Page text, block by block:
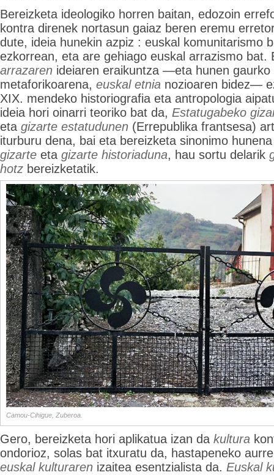
Bereizketa ideologiko horren baitan, edozoin
kontra direnek nortasun gaiaz beren eremu
dute, ideia hunekin azpiz : euskal komunitarismo
ezkorrean, eta are gehiago euskal arrazismo bat.
arrazaren ideiaren eraikuntza —eta hunen gaurko
metaforikoarena, euskal etnia nozioaren bidez—
XIX. mendeko historiografia eta antropologia
ideia hori oinarri teoriko bat da, Estatugabeko
eta gizarte estatudunen (Errepublika frantsesa)
iturburu dena, bai eta bereizketa sinonimo
gizarte eta gizarte historiaduna, hau sortu delarik
hotz bereizketatik.
Camou-Cihigue, Zuberoa.
Gero, bereizketa hori aplikatua izan da kultura
ondorioz, solas bat itxuratu da, hastapeneko
euskal kulturaren izaitea esentzialista da. Euskal